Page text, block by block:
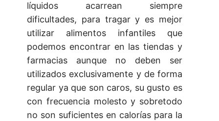
líquidos acarrean siempre
dificultades, para tragar y es mejor
utilizar alimentos infantiles que
podemos encontrar en las tiendas y
farmacias aunque no deben ser
utilizados exclusivamente y de forma
regular ya que son caros, su gusto es
con frecuencia molesto y sobretodo
no son suficientes en calorías para la